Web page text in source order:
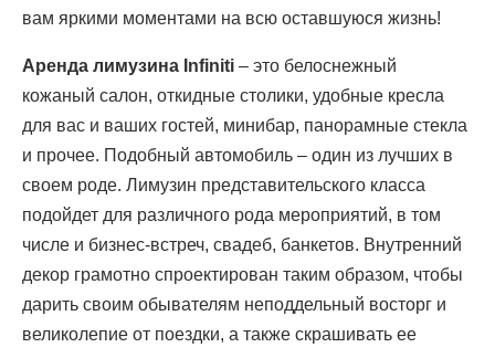
вам яркими моментами на всю оставшуюся жизнь!
Аренда лимузина Infiniti – это белоснежный
кожаный салон, откидные столики, удобные кресла
для вас и ваших гостей, минибар, панорамные стекла
и прочее. Подобный автомобиль – один из лучших в
своем роде. Лимузин представительского класса
подойдет для различного рода мероприятий, в том
числе и бизнес-встреч, свадеб, банкетов. Внутренний
декор грамотно спроектирован таким образом, чтобы
дарить своим обывателям неподдельный восторг и
великолепие от поездки, а также скрашивать ее